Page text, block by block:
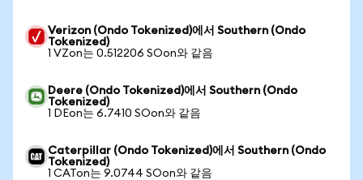
Verizon (Ondo Tokenized)에서 Southern (Ondo
Tokenized)
1 VZon는 0.512206 SOon와 같음
Deere (Ondo Tokenized)에서 Southern (Ondo
Tokenized)
1 DEon는 6.7410 SOon와 같음
Caterpillar (Ondo Tokenized)에서 Southern (Ondo
Tokenized)
1 CATon는 9.0744 SOon와 같음